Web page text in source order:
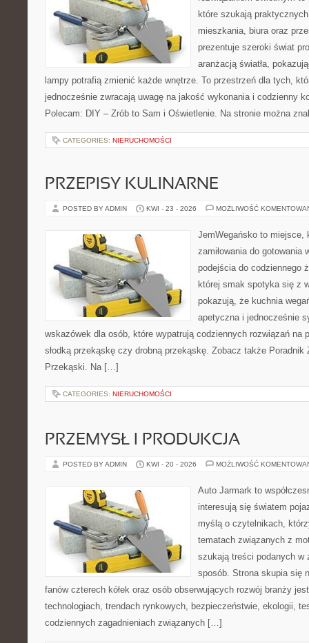
które szukają
mieszkania, biura oraz
prezentuje szeroki świat
aranżacją światła,
lampy potrafią zmienić każde wnętrze. To przestrzeń dla tych,
jednocześnie zwracają uwagę na jakość wykonania i codzienny
Polecam: DIY – Zrób to Sam i Oświetlenie. Na stronie można
CATEGORIES: NIERUCHOMOŚCI
PRZEPISY KULINARNE
POSTED BY ADMIN KWI - 23 - 2026 MOŻLIWOŚĆ
JemWegańsko to miejsce,
zamiłowania do gotowania
podejścia do codziennego
której smak spotyka się z
pokazują, że kuchnia
apetyczna i jednocześnie
wskazówek dla osób, które wypatrują codziennych rozwiązań na
słodką przekąskę czy drobną przekąskę. Zobacz także Poradnik
Przekąski. Na […]
CATEGORIES: NIERUCHOMOŚCI
PRZEMYSŁ I PRODUKCJA
POSTED BY ADMIN KWI - 20 - 2026 MOŻLIWOŚĆ
Auto Jarmark to
interesują się światem
myślą o czytelnikach,
tematach związanych z
szukają treści podanych w
sposób. Strona skupia się
fanów czterech kółek oraz osób obserwujących rozwój branży
technologiach, trendach rynkowych, bezpieczeństwie, ekologii,
codziennych zagadnieniach związanych […]